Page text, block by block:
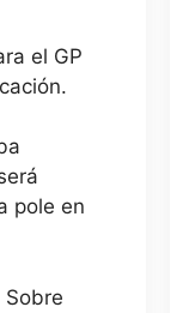
el GP
pole en